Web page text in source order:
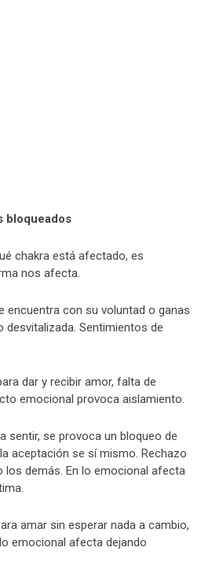
bloqueados
chakra está afectado, es
nos afecta.
encuentra con su voluntad o ganas
desvitalizada. Sentimientos de
dar y recibir amor, falta de
emocional provoca aislamiento.
sentir, se provoca un bloqueo de
aceptación se sí mismo. Rechazo
los demás. En lo emocional afecta
amar sin esperar nada a cambio,
emocional afecta dejando